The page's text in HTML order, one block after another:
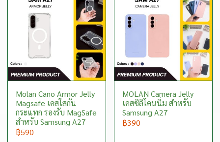
Molan Cano Armor Jelly
Magsafe เคสใสกัน
กระแทก รองรับ MagSafe
สำหรับ Samsung A27
฿590
MOLAN Camera Jelly
เคสซิลิโคนนิ่ม สำหรับ
Samsung A27
฿390